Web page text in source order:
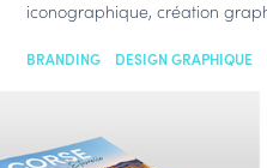
BRANDING    DESIGN GRAPHIQUE